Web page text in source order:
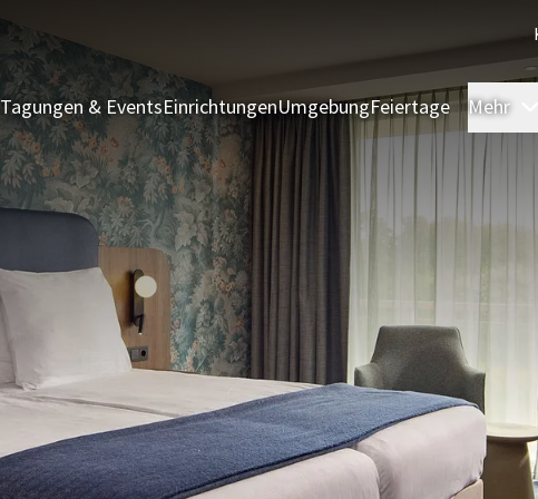
Tagungen & EventsEinrichtungenUmgebungFeiertage Mehr